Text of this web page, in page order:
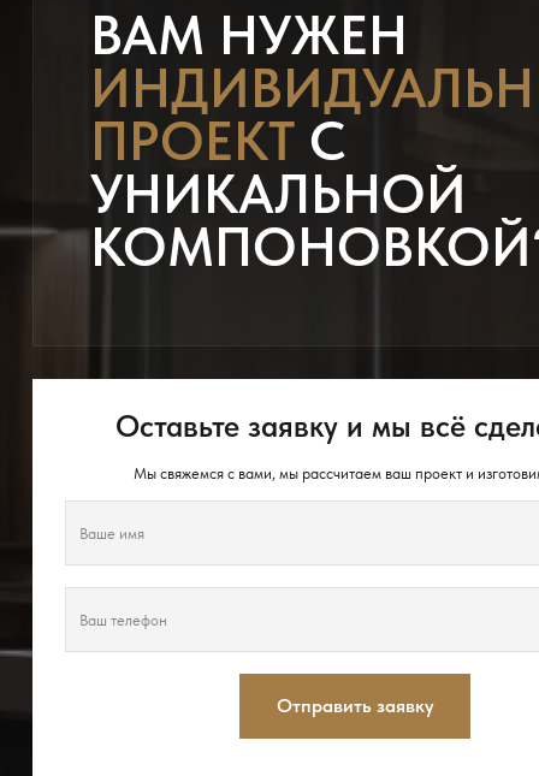
ВАМ НУЖЕН
ПРОЕКТС
УНИКАЛЬНОЙ
Оставьте заявку и мы всё
Мы свяжемся с вами, мы рассчитаем ваш проект и
Отправить заявку